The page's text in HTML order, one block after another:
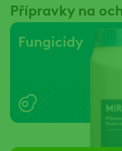
Přípravky na
Fungicidy